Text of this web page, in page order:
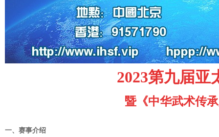
2023第九届亚
暨《中华武术传
一、赛事介绍